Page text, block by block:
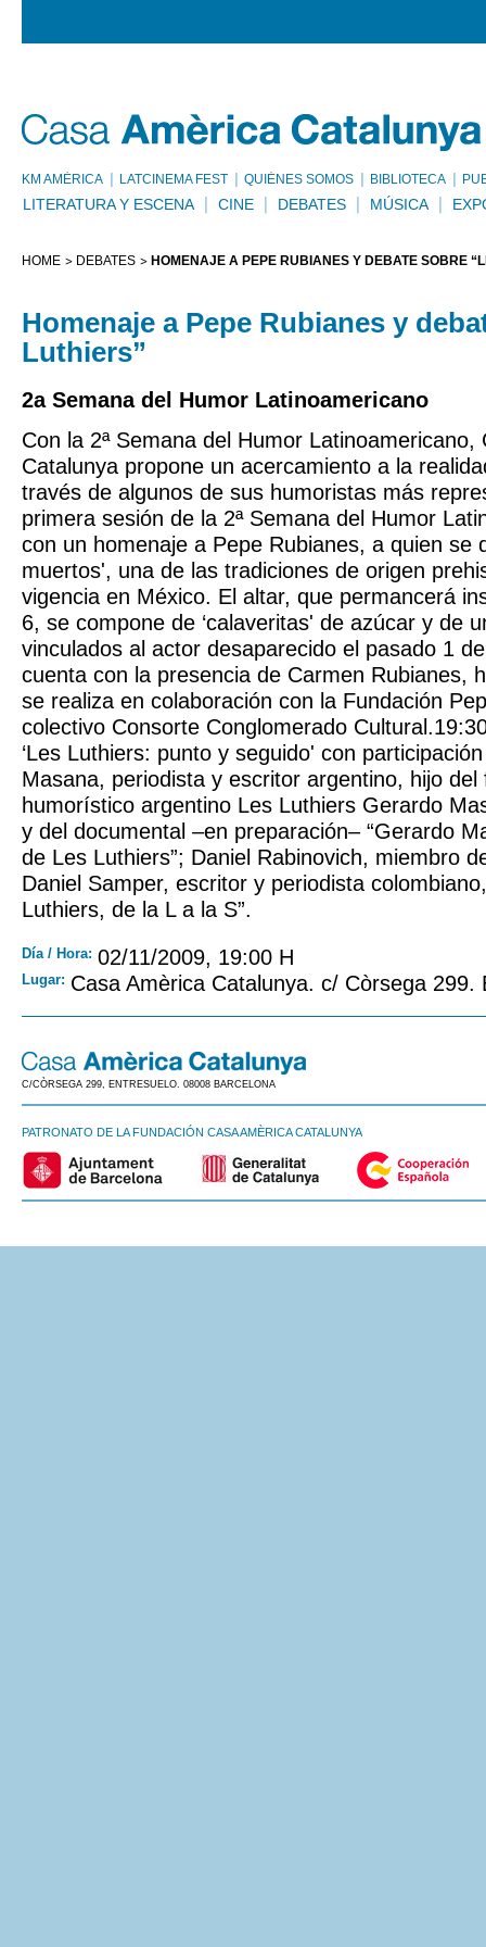
KM AMÈRICA LATCINEMA FEST QUIÉNES SOMOS BIBLIOTECA
LITERATURA Y ESCENA CINE DEBATES MÚSICA
HOME DEBATES HOMENAJE A PEPE RUBIANES Y DEBATE SOBRE
Homenaje a Pepe Rubianes y
Luthiers”
2a Semana del Humor Latinoamericano
Con la 2ª Semana del Humor Latinoamericano,
Catalunya propone un acercamiento a la
través de algunos de sus humoristas más
primera sesión de la 2ª Semana del Humor
con un homenaje a Pepe Rubianes, a quien se
muertos', una de las tradiciones de origen
vigencia en México. El altar, que permancerá
6, se compone de ‘calaveritas' de azúcar y de
vinculados al actor desaparecido el pasado 1
cuenta con la presencia de Carmen Rubianes,
se realiza en colaboración con la Fundación
colectivo Consorte Conglomerado
‘Les Luthiers: punto y seguido' con
Masana, periodista y escritor argentino, hijo
humorístico argentino Les Luthiers Gerardo
y del documental –en preparación– “Gerardo
de Les Luthiers”; Daniel Rabinovich, miembro
Daniel Samper, escritor y periodista
Luthiers, de la L a la S”.
Día / Hora: 02/11/2009, 19:00 H
Lugar: Casa Amèrica Catalunya. c/ Còrsega 299.
C/CÒRSEGA 299, ENTRESUELO. 08008 BARCELONA
PATRONATO DE LA FUNDACIÓN CASA AMÈRICA CATALUNYA